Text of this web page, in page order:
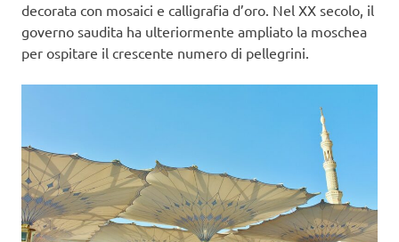
decorata con mosaici e calligrafia d’oro. Nel XX secolo, il
governo saudita ha ulteriormente ampliato la moschea
per ospitare il crescente numero di pellegrini.